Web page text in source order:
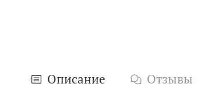
Описание Отзывы